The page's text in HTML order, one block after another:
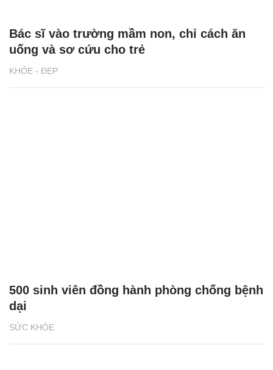
KHỎE - ĐẸP
Bác sĩ vào trường mầm non, chỉ cách ăn
uống và sơ cứu cho trẻ
SỨC KHỎE
500 sinh viên đồng hành phòng chống bệnh
dại